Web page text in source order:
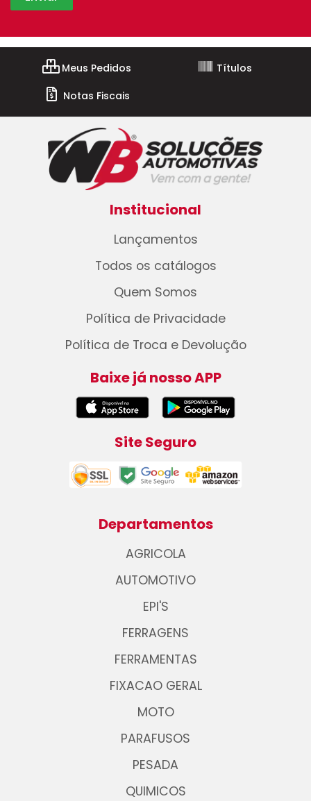
Meus Pedidos
Títulos
Notas Fiscais
Institucional
Lançamentos
Todos os catálogos
Quem Somos
Política de Privacidade
Política de Troca e Devolução
Baixe já nosso APP
Site Seguro
Departamentos
AGRICOLA
AUTOMOTIVO
EPI'S
FERRAGENS
FERRAMENTAS
FIXACAO GERAL
MOTO
PARAFUSOS
PESADA
QUIMICOS